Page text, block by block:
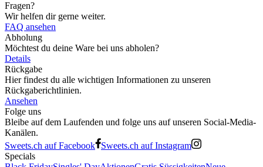
Fragen?
Wir helfen dir gerne weiter.
FAQ ansehen
Abholung
Möchtest du deine Ware bei uns abholen?
Details
Rückgabe
Hier findest du alle wichtigen Informationen zu unseren
Rückgaberichtlinien.
Ansehen
Folge uns
Bleibe auf dem Laufenden und folge uns auf unseren Social-Media-
Kanälen.
Sweets.ch auf Facebook
Sweets.ch auf Instagram
Specials